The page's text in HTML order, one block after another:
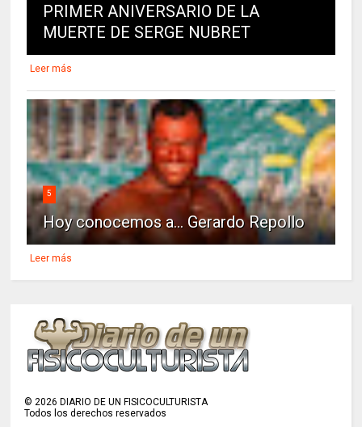
PRIMER ANIVERSARIO DE LA
MUERTE DE SERGE NUBRET
Leer más
5
Hoy conocemos a... Gerardo Repollo
Leer más
©2026 DIARIO DE UN FISICOCULTURISTA
Todos los derechos reservados